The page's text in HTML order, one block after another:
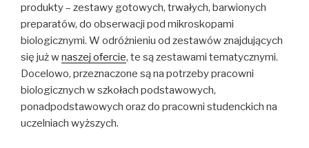
produkty – zestawy gotowych, trwałych, barwionych
preparatów, do obserwacji pod mikroskopami
biologicznymi. W odróżnieniu od zestawów znajdujących
się już wnaszej ofercie, te są zestawami tematycznymi.
Docelowo, przeznaczone są na potrzeby pracowni
biologicznych w szkołach podstawowych,
ponadpodstawowych oraz do pracowni studenckich na
uczelniach wyższych.